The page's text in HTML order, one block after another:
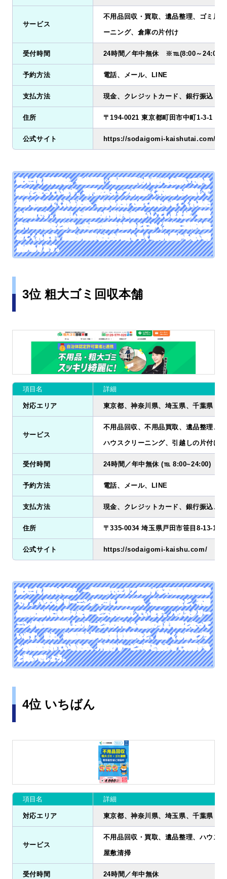
サービス
不用品回収・買取、遺品整理、ゴミ屋
ーニング、倉庫の片付け
受付時間 24時間／年中無休 ※℡(8:00～24:00）
予約方法 電話、メール、LINE
支払方法 現金、クレジットカード、銀行振込
住所 〒194-0021 東京都町田市中町1-3-1 小
公式サイト https://sodaigomi-kaishutai.com/
粗大ゴミ回収隊は、生前整理・遺品整理や片付けをお願いできる
業者となっています。専門のスタッフが細かく不用物を判断して
処分を進めてくれるため、任せるだけで全て終わらせてくれるた
め便利です。指定した範囲の片付けをお願いしてしまえば、貴重
品や重要物などがあった際の確認を除きとにかく迅速に対応を進
めてくれます。経験が豊富なため判断も早く時間も掛からない利
点があります。
3位 粗大ゴミ回収本舗
項目名 詳細
対応エリア 東京都、神奈川県、埼玉県、千葉県
サービス
不用品回収、不用品買取、遺品整理、
ハウスクリーニング、引越しの片付け
受付時間 24時間／年中無休 (℡ 8:00~24:00)
予約方法 電話、メール、LINE
支払方法 現金、クレジットカード、銀行振込、
住所 〒335-0034 埼玉県戸田市笹目8-13-15
公式サイト https://sodaigomi-kaishu.com/
粗大ゴミ回収本舗は、一都三県でエリア展開する不用品回収業者
です。ハウスクリーニングやゴミ屋敷清掃、遺品整理など、不用
品回収意外にも様々なサービスが充実しています。ハウスクリー
ニングは10種類以上のサービスの中から相談のうえ可能となって
います。また、お部屋全体や水回り対応など、細かくお得なプラ
ンが用意されているため、片付けサービス等と合わせて利用する
と良いでしょう。
4位 いちばん
項目名 詳細
対応エリア 東京都、神奈川県、埼玉県、千葉県
サービス
不用品回収・買取、遺品整理、ハウス
屋敷清掃
受付時間 24時間／年中無休